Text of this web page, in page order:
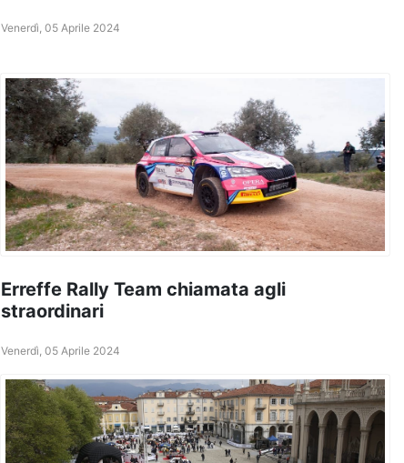
Venerdì, 05 Aprile 2024
Erreffe Rally Team chiamata agli
straordinari
Venerdì, 05 Aprile 2024